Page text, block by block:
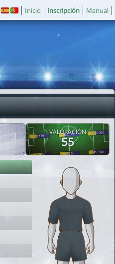
Inicio Inscripción Manual
VALORACIÓN
55